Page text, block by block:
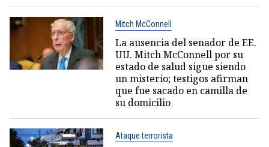
Mitch McConnell
La ausencia del senador de EE.
UU. Mitch McConnell por su
estado de salud sigue siendo
un misterio; testigos afirman
que fue sacado en camilla de
su domicilio
Ataque terrorista